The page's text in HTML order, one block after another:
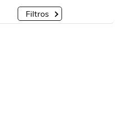
Filtros